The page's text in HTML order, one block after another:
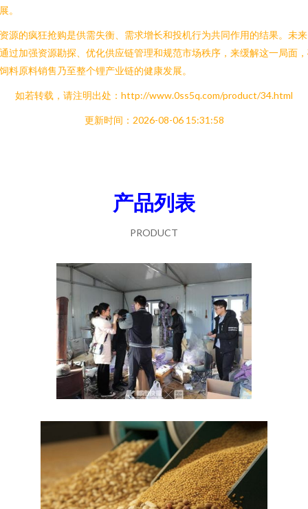
。
源的疯狂抢购是供需失衡、需求增长和投机行为共同作用的结果。未
过加强资源勘探、优化供应链管理和规范市场秩序，来缓解这一局面
料原料销售乃至整个锂产业链的健康发展。
如若转载，请注明出处：http://www.0ss5q.com/product/34.html
更新时间：2026-08-06 15:31:58
产品列表
PRODUCT